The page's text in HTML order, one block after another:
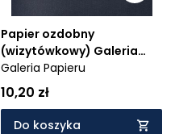
Papier ozdobny
(wizytówkowy) Galeria
Papieru A4 - czarny 250 g
(200307)
Galeria Papieru
10,20 zł
Do koszyka